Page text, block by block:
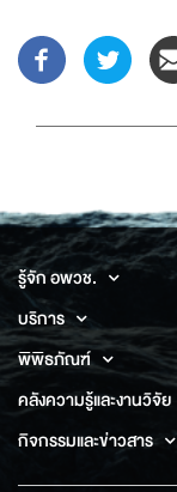
รู้จัก อพวช.
บริการ
พิพิธภัณฑ์
คลังความรู้และงานวิจัย
กิจกรรมและข่าวสาร